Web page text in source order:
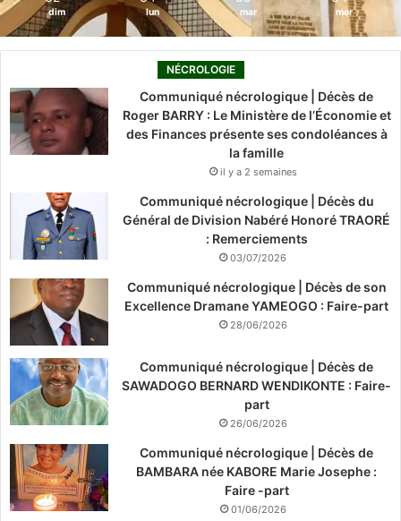
dim lun mar mer
NÉCROLOGIE
Communiqué nécrologique | Décès de
Roger BARRY : Le Ministère de l’Économie et
des Finances présente ses condoléances à
la famille
il y a 2 semaines
Communiqué nécrologique | Décès du
Général de Division Nabéré Honoré TRAORÉ
: Remerciements
03/07/2026
Communiqué nécrologique | Décès de son
Excellence Dramane YAMEOGO : Faire-part
28/06/2026
Communiqué nécrologique | Décès de
SAWADOGO BERNARD WENDIKONTE : Faire-
part
26/06/2026
Communiqué nécrologique | Décès de
BAMBARA née KABORE Marie Josephe :
Faire -part
01/06/2026